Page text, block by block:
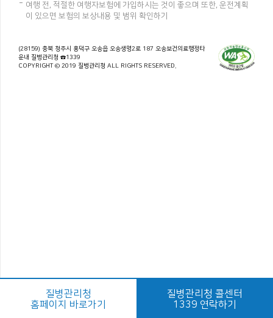
여행 전, 적절한 여행자보험에 가입하시는 것이 좋으며 또한, 운전계획
이 있으면 보험의 보상내용 및 범위 확인하기
(28159) 충북 청주시 흥덕구 오송읍 오송생명2로 187 오송보건의료행정타
운내 질병관리청 ☎1339
COPYRIGHT © 2019 질병관리청 ALL RIGHTS RESERVED.
질병관리청
홈페이지 바로가기
질병관리청 콜센터
1339 연락하기